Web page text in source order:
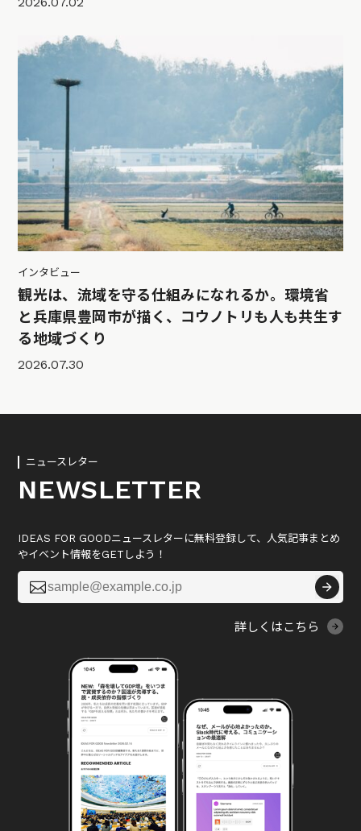
インタビュー
観光は、流域を守る仕組みになれるか。環境省
と兵庫県豊岡市が描く、コウノトリも人も共生す
る地域づくり
2026.07.30
ニュースレター
NEWSLETTER
IDEAS FOR GOODニュースレターに無料登録して、人気記事まとめ
やイベント情報をGETしよう！

詳しくはこちら